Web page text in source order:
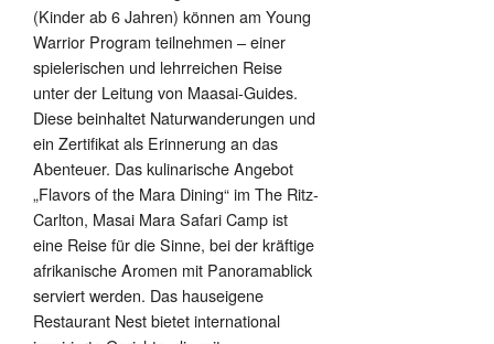
(Kinder ab 6 Jahren) können am Young
Warrior Program teilnehmen – einer
spielerischen und lehrreichen Reise
unter der Leitung von Maasai-Guides.
Diese beinhaltet Naturwanderungen und
ein Zertifikat als Erinnerung an das
Abenteuer. Das kulinarische Angebot
„Flavors of the Mara Dining“ im The Ritz-
Carlton, Masai Mara Safari Camp ist
eine Reise für die Sinne, bei der kräftige
afrikanische Aromen mit Panoramablick
serviert werden. Das hauseigene
Restaurant Nest bietet international